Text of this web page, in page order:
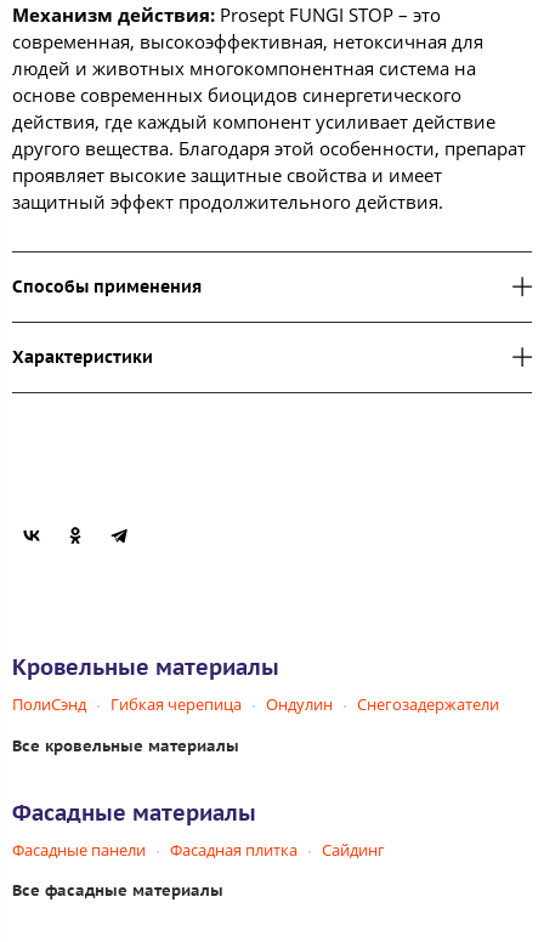
Механизм действия: Prosept FUNGI STOP – это
современная, высокоэффективная, нетоксичная для
людей и животных многокомпонентная система на
основе современных биоцидов синергетического
действия, где каждый компонент усиливает действие
другого вещества. Благодаря этой особенности, препарат
проявляет высокие защитные свойства и имеет
защитный эффект продолжительного действия.
Способы применения
Характеристики
Кровельные материалы
ПолиСэнд Гибкая черепица Ондулин Снегозадержатели
Все кровельные материалы
Фасадные материалы
Фасадные панели Фасадная плитка Сайдинг
Все фасадные материалы